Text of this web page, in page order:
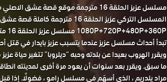
مسلسل عزيز الحلقة 16 مترجمة موقع قصة
المسلسل التركي عزيز الحلقة 16
1080P+720P+480P+360P مسلسل عزيز الحلقة 16 مترجمة قصة عشق.
تبدأ أحداث مسلسل عزيز عندما يتسبب عزيز بايدار في
ويقرر الهروب بعيدا عن بلدته وحبه “ديلروبا” تتغير حياة
ما سبق. ويقرر بعد سنوات أن يعود مرة أخرى لمدينته
مراد يلدريم ، الذي أسهَم في مسلسل رامو ، فضولًا. إذا